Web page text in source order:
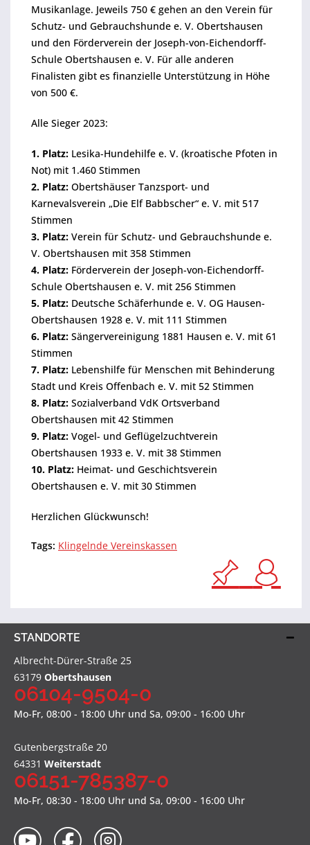
Musikanlage. Jeweils 750 € gehen an den Verein für
Schutz- und Gebrauchshunde e. V. Obertshausen
und den Förderverein der Joseph-von-Eichendorff-
Schule Obertshausen e. V. Für alle anderen
Finalisten gibt es finanzielle Unterstützung in Höhe
von 500 €.
Alle Sieger 2023:
1. Platz: Lesika-Hundehilfe e. V. (kroatische Pfoten in
Not) mit 1.460 Stimmen
2. Platz: Obertshäuser Tanzsport- und
Karnevalsverein „Die Elf Babbscher“ e. V. mit 517
Stimmen
3. Platz: Verein für Schutz- und Gebrauchshunde e.
V. Obertshausen mit 358 Stimmen
4. Platz: Förderverein der Joseph-von-Eichendorff-
Schule Obertshausen e. V. mit 256 Stimmen
5. Platz: Deutsche Schäferhunde e. V. OG Hausen-
Obertshausen 1928 e. V. mit 111 Stimmen
6. Platz: Sängervereinigung 1881 Hausen e. V. mit 61
Stimmen
7. Platz: Lebenshilfe für Menschen mit Behinderung
Stadt und Kreis Offenbach e. V. mit 52 Stimmen
8. Platz: Sozialverband VdK Ortsverband
Obertshausen mit 42 Stimmen
9. Platz: Vogel- und Geflügelzuchtverein
Obertshausen 1933 e. V. mit 38 Stimmen
10. Platz: Heimat- und Geschichtsverein
Obertshausen e. V. mit 30 Stimmen
Herzlichen Glückwunsch!
Tags: Klingelnde Vereinskassen
STANDORTE
Albrecht-Dürer-Straße 25
63179 Obertshausen
06104-9504-0
Mo-Fr, 08:00 - 18:00 Uhr und Sa, 09:00 - 16:00 Uhr
Gutenbergstraße 20
64331 Weiterstadt
06151-785387-0
Mo-Fr, 08:30 - 18:00 Uhr und Sa, 09:00 - 16:00 Uhr